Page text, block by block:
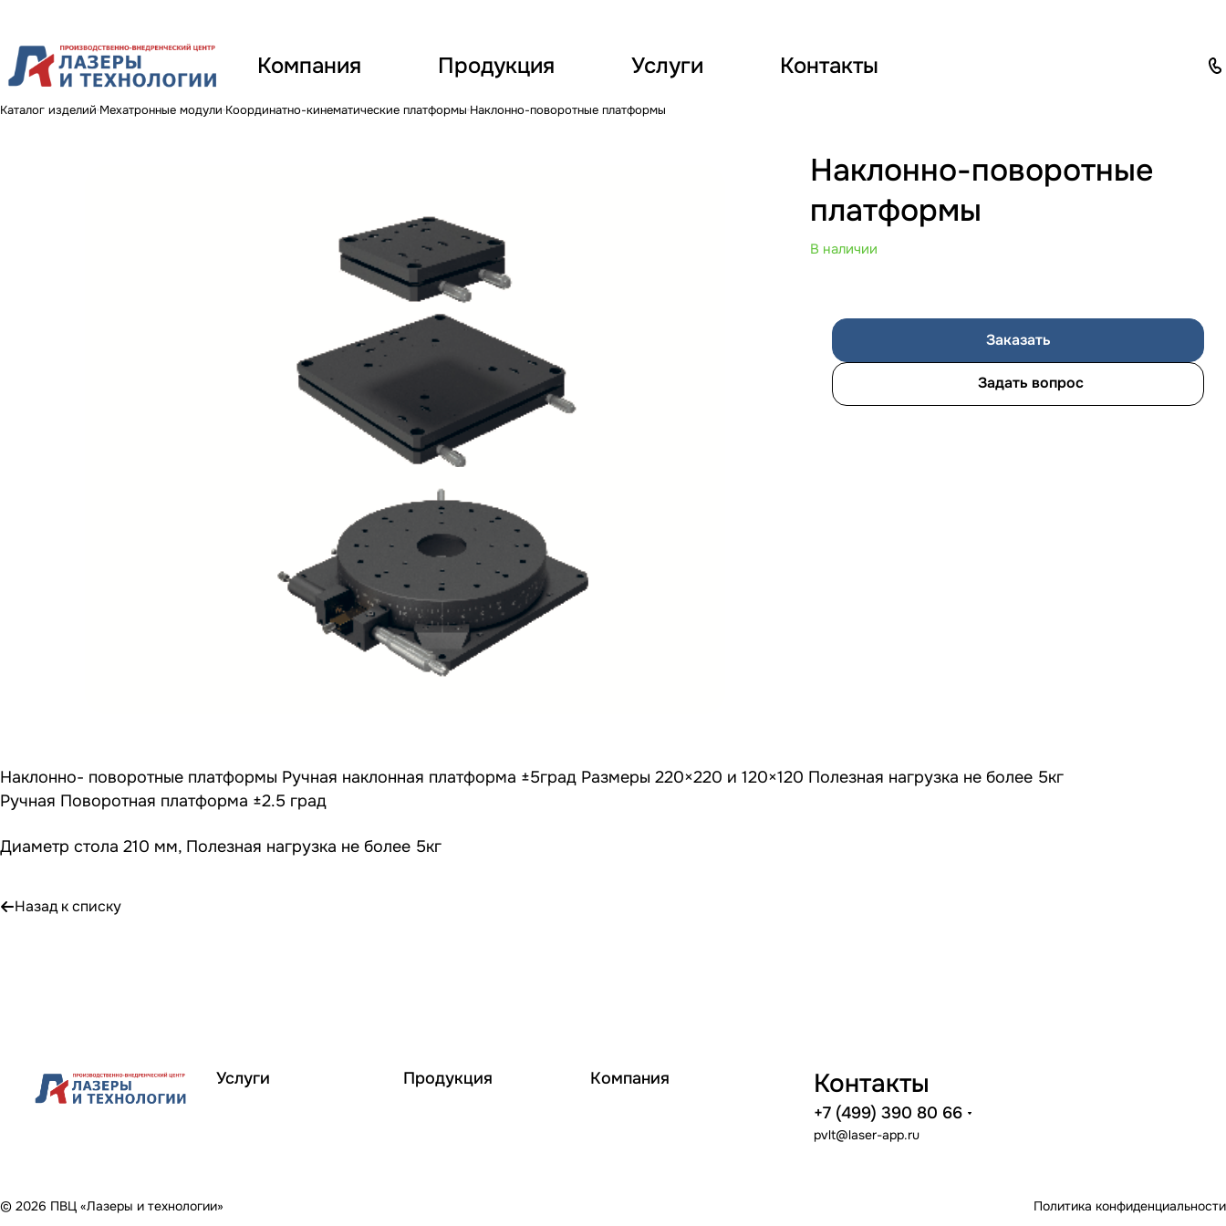
Компания Продукция Услуги Контакты
Каталог изделий Мехатронные модули Координатно-кинематические платформы Наклонно-поворотные платформы
Наклонно-поворотные
платформы
В наличии
Заказать
Задать вопрос
Наклонно- поворотные платформы Ручная наклонная платформа ±5град Размеры 220×220 и 120×120 Полезная нагрузка не более 5кг
Ручная Поворотная платформа ±2.5 град
Диаметр стола 210 мм, Полезная нагрузка не более 5кг
Назад к списку
Услуги Продукция Компания Контакты
+7 (499) 390 80 66
pvlt@laser-app.ru
© 2026 ПВЦ «Лазеры и технологии» Политика конфиденциальности